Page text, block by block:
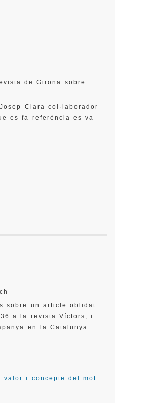
de Girona sobre
Clara col·laborador
es fa referència es va
sobre un article oblidat
a la revista Víctors, i
en la Catalunya
valor i concepte del mot